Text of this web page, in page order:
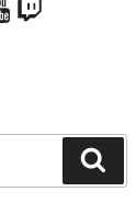
Twitch